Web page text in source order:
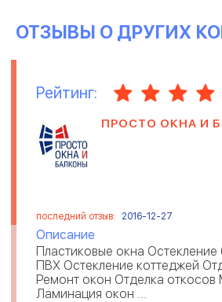
ОТЗЫВЫ О ДРУГИХ
Рейтинг:
ПРОСТО ОКНА И
последний отзыв: 2016-12-27
Описание
Пластиковые окна
ПВХ Остекление коттеджей
Ремонт окон Отделка
Ламинация окон ...